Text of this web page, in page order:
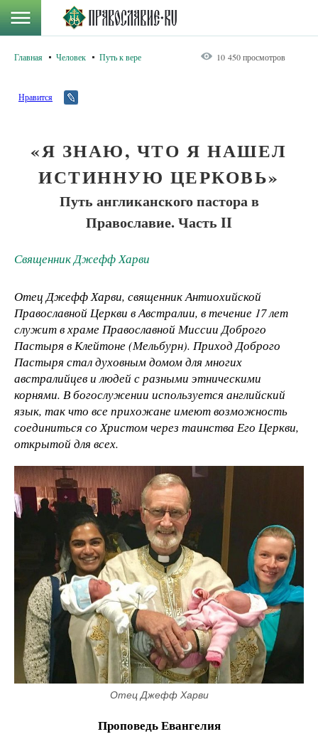
Главная Человек Путь к вере 10 450 просмотров
Нравится
«Я ЗНАЮ, ЧТО Я НАШЕЛ
ИСТИННУЮ ЦЕРКОВЬ»
Путь англиканского пастора в
Православие. Часть II
Священник Джефф Харви
Отец Джефф Харви, священник Антиохийской
Православной Церкви в Австралии, в течение 17 лет
служит в храме Православной Миссии Доброго
Пастыря в Клейтоне (Мельбурн). Приход Доброго
Пастыря стал духовным домом для многих
австралийцев и людей с разными этническими
корнями. В богослужении используется английский
язык, так что все прихожане имеют возможность
соединиться со Христом через таинства Его Церкви,
открытой для всех.
Отец Джефф Харви
Проповедь Евангелия